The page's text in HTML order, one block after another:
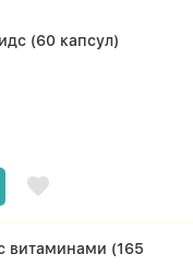
(60 капсул)
витаминами (165